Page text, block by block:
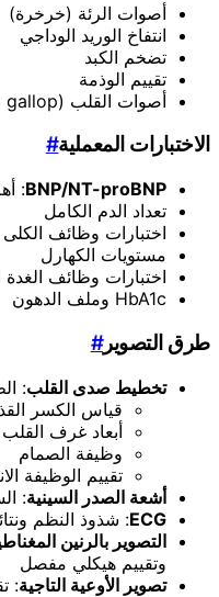
أصوات الرئة (خرخرة)
انتفاخ الوريد الوداجي
تضخم الكبد
تقييم الوذمة
أصوات القلب (S3 gallop)
الاختبارات المعملية#
BNP/NT-proBNP
:
تعداد الدم الكامل
اختبارات وظائف الكلى
مستويات الكهارل
اختبارات وظائف الغدة
HbA1c وملف الدهون
طرق التصوير#
تخطيط صدى القلب:
قياس الكسر
أبعاد غرف القلب
وظيفة الصمام
تقييم الوظيفة
أشعة الصدر السينية:
ECG: شذوذ النظم
التصوير بالرنين
وتقييم هيكلي مفصل
تصوير الأوعية التاجية: